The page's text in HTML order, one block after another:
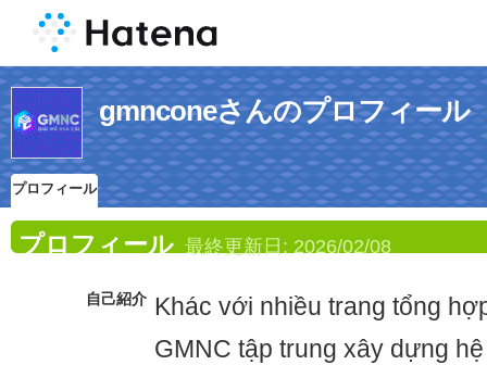
gmnconeさんのプロフィール
プロフィール
プロフィール 最終更新日: 2026/02/08
自己紹介 Khác với nhiều trang tổng
GMNC tập trung xây dựng